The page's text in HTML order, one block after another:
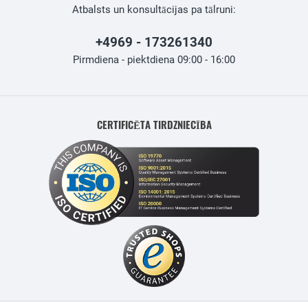
Atbalsts un konsultācijas pa tālruni:
+4969 - 173261340
Pirmdiena - piektdiena 09:00 - 16:00
CERTIFICĒTA TIRDZNIECĪBA